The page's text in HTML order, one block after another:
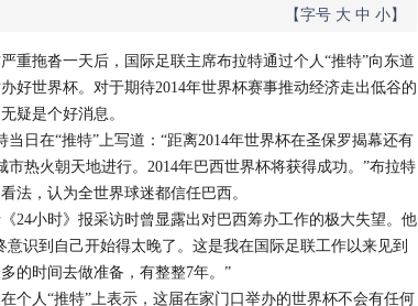
【字号 大 中 小】
拖沓一天后，国际足联主席布拉特通过个人“推特”向东道
好世界杯。对于期待2014年世界杯赛事推动经济走出低谷的
疑是个好消息。
在“推特”上写道：“距离2014年世界杯在圣保罗揭幕还有
市热火朝天地进行。2014年巴西世界杯将获得成功。”布拉特
法，认为全世界球迷都信任巴西。
小时》报采访时曾显露出对巴西筹办工作的极大失望。他
意识到自己开始得太晚了。这是我在国际足联工作以来见到
的时间去做准备，有整整7年。”
人“推特”上表示，这届在家门口举办的世界杯不会有任何